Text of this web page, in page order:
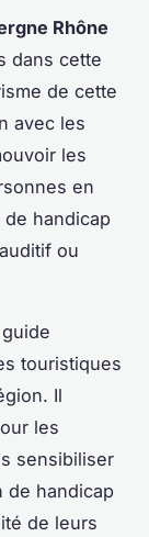
Rhône
dans cette
de cette
avec les
les
en
handicap
ou
touristiques
Il
les
sensibiliser
de handicap
de leurs